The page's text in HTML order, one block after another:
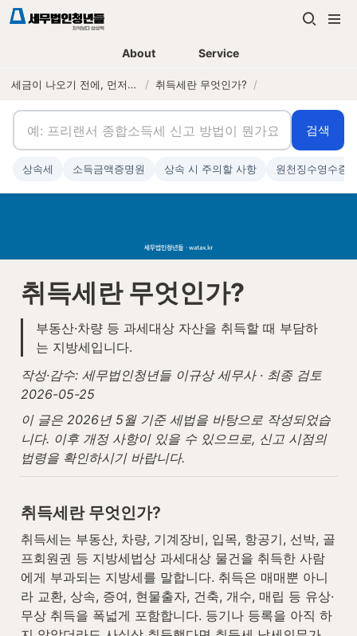
About Service
세금이 나오기 전에, 먼저 연락하는 세무법인 / 취득세란 무엇인가? /
취득세란 무엇인가?
부동산·차량 등 과세대상 자산을 취득할 때 부담하
는 지방세입니다.
작성·감수: 세무법인청년들 이규상 세무사 · 최종 검토
2026-05-25
이 글은 2026년 5월 기준 세법을 바탕으로 작성되었습
니다. 이후 개정 사항이 있을 수 있으므로, 신고 시점의
법령을 확인하시기 바랍니다.
취득세란 무엇인가?
취득세는 부동산, 차량, 기계장비, 입목, 항공기, 선박, 골
프회원권 등 지방세법상 과세대상 물건을 취득한 사람
에게 부과되는 지방세를 말합니다. 취득은 매매뿐 아니
라 교환, 상속, 증여, 현물출자, 건축, 개수, 매립 등 유상·
무상 취득을 폭넓게 포함합니다. 등기나 등록을 아직 하
검색
상속세 소득금액증명원 상속 시 주의할 사항 원천징수영수증